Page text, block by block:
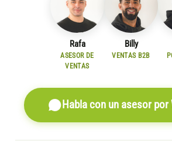
Rafa
ASESOR DE
VENTAS
Billy
VENTAS B2B
Habla con un asesor por